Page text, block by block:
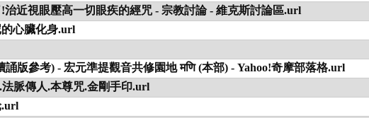
治近視眼壓高一切眼疾的經咒 - 宗教討論 - 維克斯討論區.url
心臟化身.url
版參考) - 宏元準提觀音共修園地 मणि (本部) - Yahoo!奇摩部落格.url
脈傳人.本尊咒.金剛手印.url
.url